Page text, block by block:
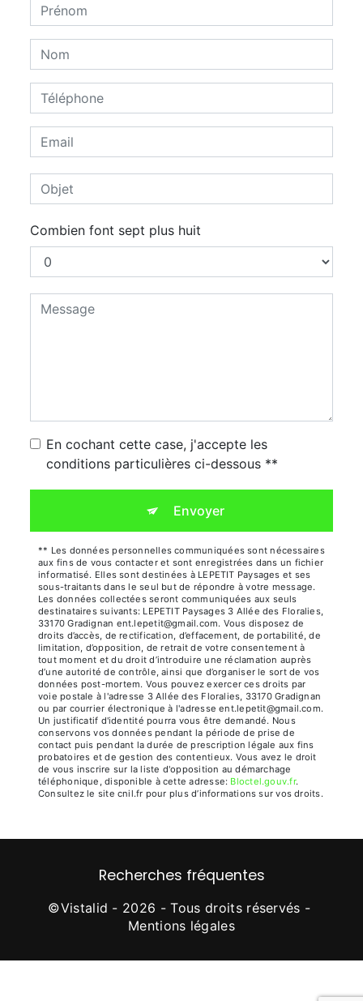
Combien font sept plus huit
En cochant cette case, j'accepte les
conditions particulières ci-dessous **
Envoyer
** Les données personnelles communiquées sont nécessaires
aux fins de vous contacter et sont enregistrées dans un fichier
informatisé. Elles sont destinées à LEPETIT Paysages et ses
sous-traitants dans le seul but de répondre à votre message.
Les données collectées seront communiquées aux seuls
destinataires suivants: LEPETIT Paysages 3 Allée des Floralies,
33170 Gradignan ent.lepetit@gmail.com. Vous disposez de
droits d’accès, de rectification, d’effacement, de portabilité, de
limitation, d’opposition, de retrait de votre consentement à
tout moment et du droit d’introduire une réclamation auprès
d’une autorité de contrôle, ainsi que d’organiser le sort de vos
données post-mortem. Vous pouvez exercer ces droits par
voie postale à l'adresse 3 Allée des Floralies, 33170 Gradignan
ou par courrier électronique à l'adresse ent.lepetit@gmail.com.
Un justificatif d'identité pourra vous être demandé. Nous
conservons vos données pendant la période de prise de
contact puis pendant la durée de prescription légale aux fins
probatoires et de gestion des contentieux. Vous avez le droit
de vous inscrire sur la liste d'opposition au démarchage
téléphonique, disponible à cette adresse:
Bloctel.gouv.fr.
Consultez le site cnil.fr pour plus d’informations sur vos droits.
Recherches fréquentes
©Vistalid - 2026 - Tous droits réservés -
Mentions légales